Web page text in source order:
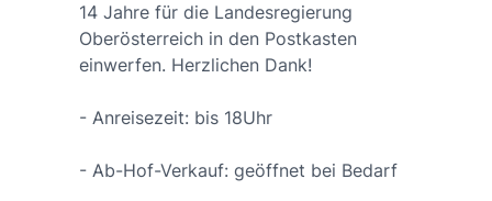
14 Jahre für die Landesregierung
Oberösterreich in den Postkasten
einwerfen. Herzlichen Dank!
- Anreisezeit: bis 18Uhr
- Ab-Hof-Verkauf: geöffnet bei Bedarf